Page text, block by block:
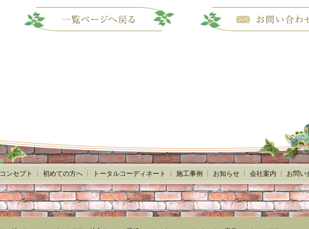
コンセプト 初めての方へ トータルコーディネート 施工事例 お知らせ 会社案内 お問い